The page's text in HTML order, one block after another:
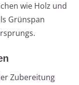
wie Holz und
Grünspan
Zubereitung